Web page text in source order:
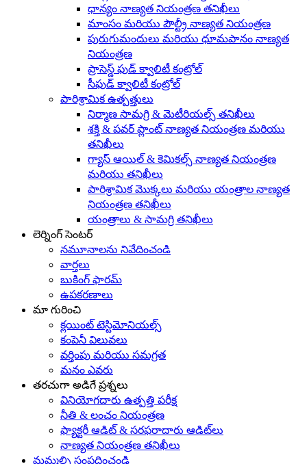
ధాన్యం నాణ్యత నియంత్రణ తనిఖీలు
మాంసం మరియు పౌల్ట్రీ నాణ్యత నియంత్రణ
పురుగుమందులు మరియు ధూమపానం నాణ్యత
నియంత్రణ
ప్రాసెస్డ్ ఫుడ్ క్వాలిటీ కంట్రోల్
సీఫుడ్ క్వాలిటీ కంట్రోల్
పారిశ్రామిక ఉత్పత్తులు
నిర్మాణ సామగ్రి & మెటీరియల్స్ తనిఖీలు
శక్తి & పవర్ ప్లాంట్ నాణ్యత నియంత్రణ మరియు
తనిఖీలు
గ్యాస్ ఆయిల్ & కెమికల్స్ నాణ్యత నియంత్రణ
మరియు తనిఖీలు
పారిశ్రామిక మొక్కలు మరియు యంత్రాల నాణ్యత
నియంత్రణ తనిఖీలు
యంత్రాలు & సామగ్రి తనిఖీలు
లెర్నింగ్ సెంటర్
నమూనాలను నివేదించండి
వార్తలు
బుకింగ్ ఫారమ్
ఉపకరణాలు
మా గురించి
క్లయింట్ టెస్టిమోనియల్స్
కంపెనీ విలువలు
వర్తింపు మరియు సమగ్రత
మనం ఎవరు
తరచుగా అడిగే ప్రశ్నలు
వినియోగదారు ఉత్పత్తి పరీక్ష
నీతి & లంచం నియంత్రణ
ఫ్యాక్టరీ ఆడిట్ & సరఫరాదారు ఆడిట్‌లు
నాణ్యత నియంత్రణ తనిఖీలు
మమ్మల్ని సంప్రదించండి